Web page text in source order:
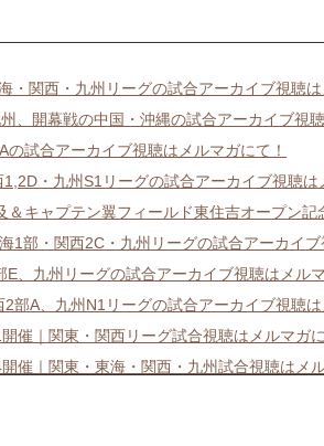
・関西・九州リーグの試合アーカイブ視聴は
、開幕戦の中国・沖縄の試合アーカイブ視
試合アーカイブ視聴はメルマガにて！
・九州S1リーグの試合アーカイブ視聴は
＆キャプテン翼フィールド東住吉オープン記
1部・関西2C・九州リーグの試合アーカイブ
、九州リーグの試合アーカイブ視聴はメル
部A、九州N1リーグの試合アーカイブ視聴は
催｜関東・関西リーグ試合視聴はメルマガに
催｜関東・東海・関西・九州試合視聴はメ